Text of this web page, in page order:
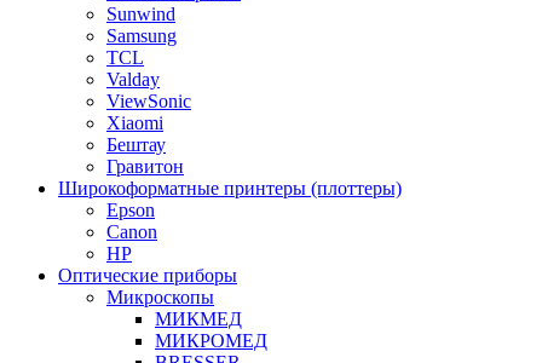
Sunwind
Samsung
TCL
Valday
ViewSonic
Xiaomi
Бештау
Гравитон
Широкоформатные принтеры (плоттеры)
Epson
Canon
HP
Оптические приборы
Микроскопы
МИКМЕД
МИКРОМЕД